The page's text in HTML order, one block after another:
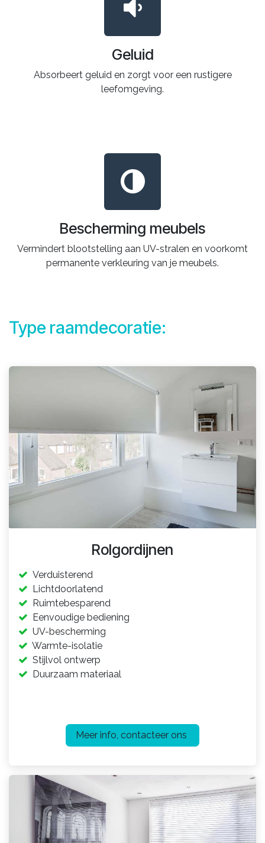
Geluid
Absorbeert geluid en zorgt voor een rustigere
leefomgeving.
Bescherming meubels
Vermindert blootstelling aan UV-stralen en voorkomt
permanente verkleuring van je meubels.
Type raamdecoratie:
Rolgordijnen
Verduisterend
Lichtdoorlatend
Ruimtebesparend
Eenvoudige bediening
UV-bescherming
Warmte-isolatie
Stijlvol ontwerp
Duurzaam materiaal​
Meer info, contacteer ons